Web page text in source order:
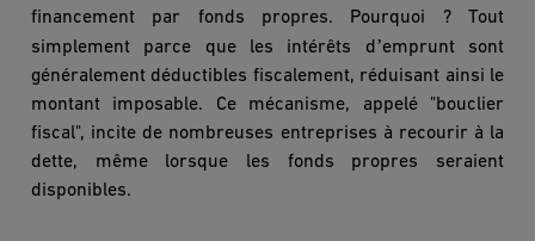
financement par fonds propres. Pourquoi ? Tout
simplement parce que les intérêts d ’emprunt sont
généralement déductibles fiscalement, réduisant ainsi le
montant imposable. Ce mécanisme, appelé "bouclier
fiscal", incite de nombreuses entreprises à recourir à la
dette, même lorsque les fonds propres seraient
disponibles.